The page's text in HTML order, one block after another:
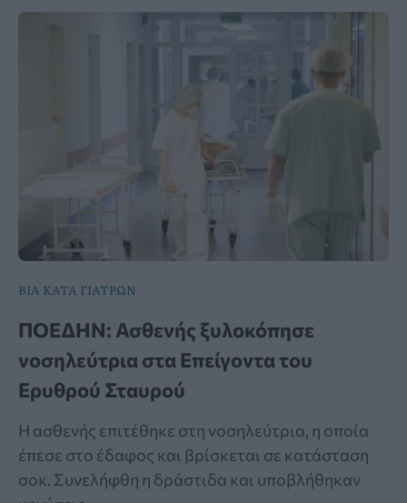
ΒΙΑ ΚΑΤΑ ΓΙΑΤΡΩΝ
ΠΟΕΔΗΝ: Ασθενής ξυλοκόπησε
νοσηλεύτρια στα Επείγοντα του
Ερυθρού Σταυρού
Η ασθενής επιτέθηκε στη νοσηλεύτρια, η οποία
έπεσε στο έδαφος και βρίσκεται σε κατάσταση
σοκ. Συνελήφθη η δράστιδα και υποβλήθηκαν